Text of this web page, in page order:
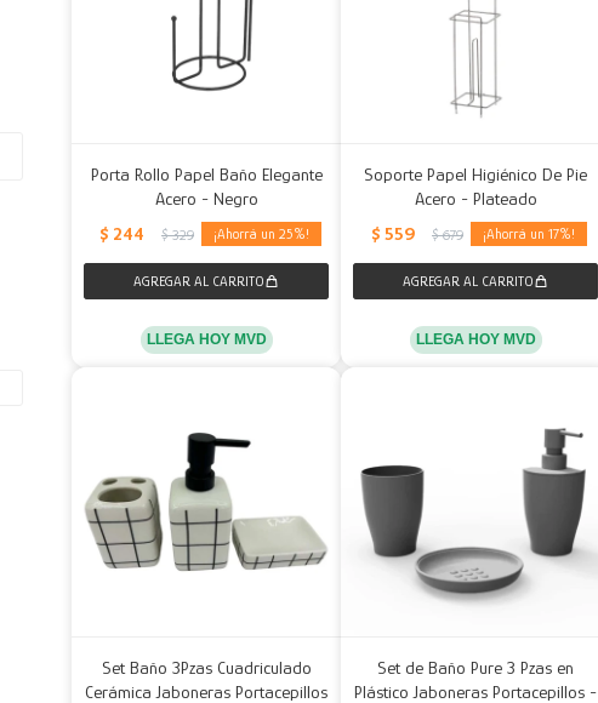
Porta Rollo Papel Baño Elegante
Acero - Negro
$ 244 $ 329 25
LLEGA HOY MVD
Soporte Papel Higiénico De Pie
Acero - Plateado
$ 559 $ 679 17
LLEGA HOY MVD
Set Baño 3Pzas Cuadriculado
Cerámica Jaboneras Portacepillos
Set de Baño Pure 3 Pzas en
Plástico Jaboneras Portacepillos -